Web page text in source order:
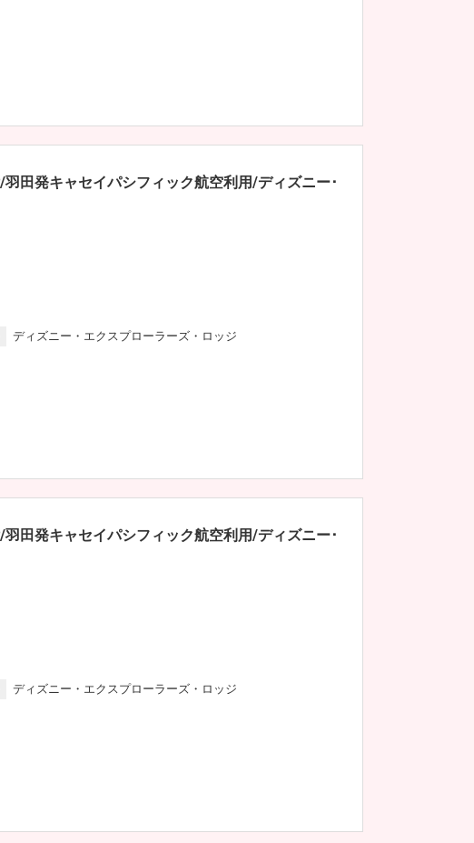
田発キャセイパシフィック航空利用/ディズニー･
ディズニー・エクスプローラーズ・ロッジ
田発キャセイパシフィック航空利用/ディズニー･
ディズニー・エクスプローラーズ・ロッジ